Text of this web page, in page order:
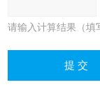
请输入计算结果（填